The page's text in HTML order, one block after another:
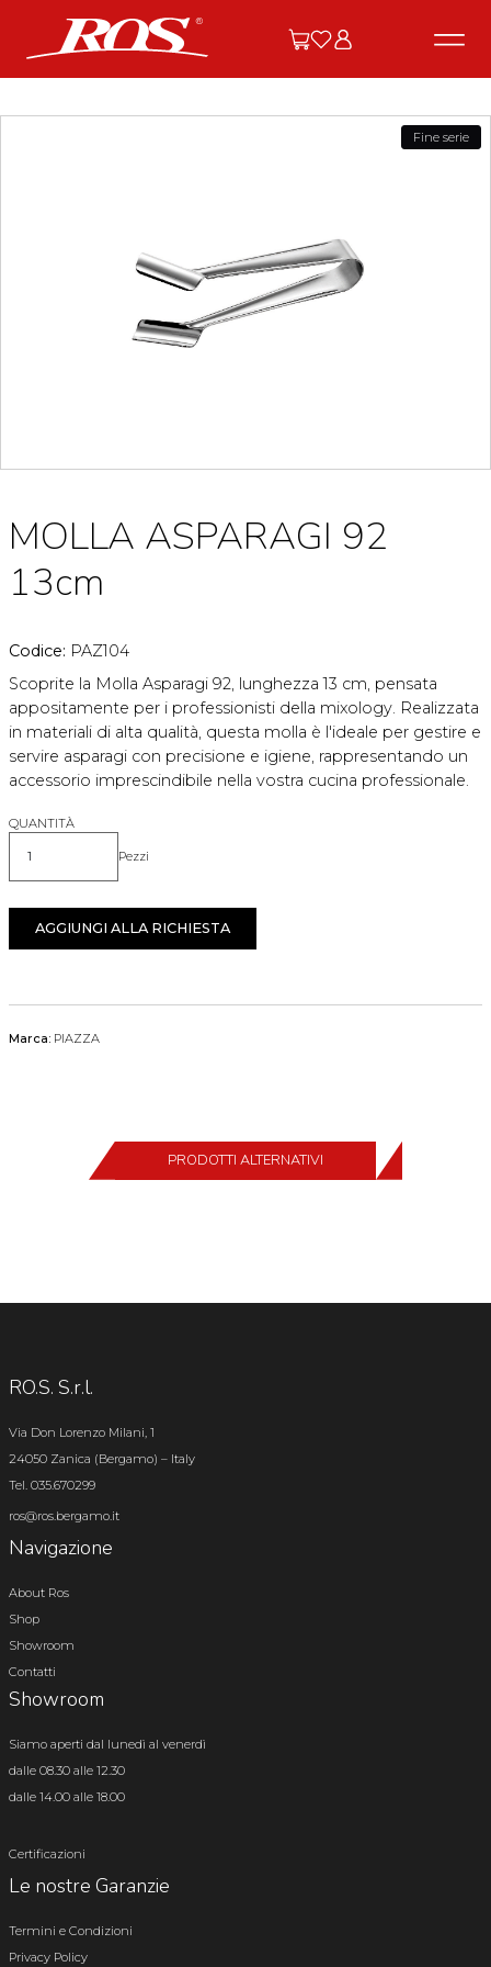
Fine serie
MOLLA ASPARAGI 92
13cm
Codice: PAZ104
Scoprite la Molla Asparagi 92, lunghezza 13 cm, pensata
appositamente per i professionisti della mixology. Realizzata
in materiali di alta qualità, questa molla è l'ideale per gestire e
servire asparagi con precisione e igiene, rappresentando un
accessorio imprescindibile nella vostra cucina professionale.
QUANTITÀ
Quantità Pezzi
AGGIUNGI ALLA RICHIESTA
Marca: PIAZZA
PRODOTTI ALTERNATIVI
RO.S. S.r.l.
Via Don Lorenzo Milani, 1
24050 Zanica (Bergamo) – Italy
Tel. 035.670299
ros@ros.bergamo.it
Navigazione
About Ros
Shop
Showroom
Contatti
Showroom
Siamo aperti dal lunedì al venerdì
dalle 08.30 alle 12.30
dalle 14.00 alle 18.00
Certificazioni
Le nostre Garanzie
Termini e Condizioni
Privacy Policy